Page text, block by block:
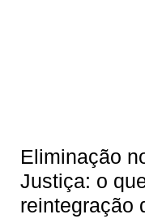
Eliminação
Justiça: o
reintegração